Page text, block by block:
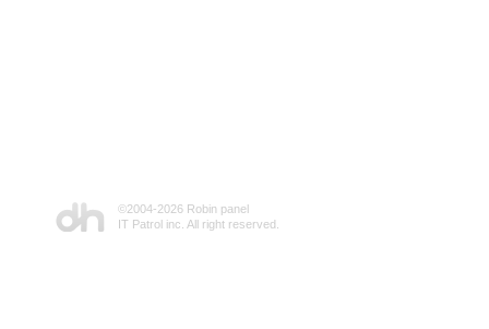
©2004-2026 Robin panel
IT Patrol inc. All right reserved.